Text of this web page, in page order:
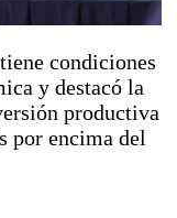
condiciones
y destacó la
productiva
por encima del